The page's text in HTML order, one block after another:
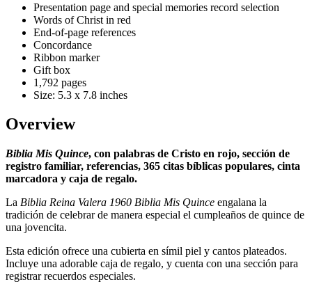
Presentation page and special memories record selection
Words of Christ in red
End-of-page references
Concordance
Ribbon marker
Gift box
1,792 pages
Size: 5.3 x 7.8 inches
Overview
Biblia Mis Quince, con palabras de Cristo en rojo, sección de
registro familiar, referencias, 365 citas bíblicas populares, cinta
marcadora y caja de regalo.
La Biblia Reina Valera 1960 Biblia Mis Quince engalana la
tradición de celebrar de manera especial el cumpleaños de quince de
una jovencita.
Esta edición ofrece una cubierta en símil piel y cantos plateados.
Incluye una adorable caja de regalo, y cuenta con una sección para
registrar recuerdos especiales.